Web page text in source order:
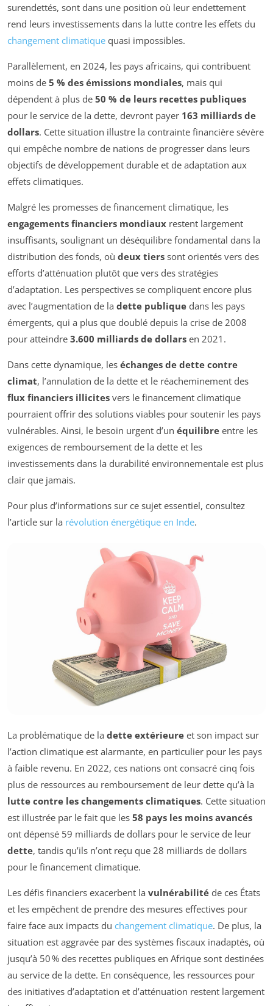
surendettés, sont dans une position où leur endettement
rend leurs investissements dans la lutte contre les effets du
changement climatique quasi impossibles.
Parallèlement, en 2024, les pays africains, qui contribuent
moins de 5 % des émissions mondiales, mais qui
dépendent à plus de 50 % de leurs recettes publiques
pour le service de la dette, devront payer 163 milliards de
dollars. Cette situation illustre la contrainte financière sévère
qui empêche nombre de nations de progresser dans leurs
objectifs de développement durable et de adaptation aux
effets climatiques.
Malgré les promesses de financement climatique, les
engagements financiers mondiaux restent largement
insuffisants, soulignant un déséquilibre fondamental dans la
distribution des fonds, où deux tiers sont orientés vers des
efforts d’atténuation plutôt que vers des stratégies
d’adaptation. Les perspectives se compliquent encore plus
avec l’augmentation de la dette publique dans les pays
émergents, qui a plus que doublé depuis la crise de 2008
pour atteindre 3.600 milliards de dollars en 2021.
Dans cette dynamique, les échanges de dette contre
climat, l’annulation de la dette et le réacheminement des
flux financiers illicites vers le financement climatique
pourraient offrir des solutions viables pour soutenir les pays
vulnérables. Ainsi, le besoin urgent d’un équilibre entre les
exigences de remboursement de la dette et les
investissements dans la durabilité environnementale est plus
clair que jamais.
Pour plus d’informations sur ce sujet essentiel, consultez
l’article sur la révolution énergétique en Inde.
La problématique de la dette extérieure et son impact sur
l’action climatique est alarmante, en particulier pour les pays
à faible revenu. En 2022, ces nations ont consacré cinq fois
plus de ressources au remboursement de leur dette qu’à la
lutte contre les changements climatiques. Cette situation
est illustrée par le fait que les 58 pays les moins avancés
ont dépensé 59 milliards de dollars pour le service de leur
dette, tandis qu’ils n’ont reçu que 28 milliards de dollars
pour le financement climatique.
Les défis financiers exacerbent la vulnérabilité de ces États
et les empêchent de prendre des mesures effectives pour
faire face aux impacts du changement climatique. De plus, la
situation est aggravée par des systèmes fiscaux inadaptés, où
jusqu’à 50 % des recettes publiques en Afrique sont destinées
au service de la dette. En conséquence, les ressources pour
des initiatives d’adaptation et d’atténuation restent largement